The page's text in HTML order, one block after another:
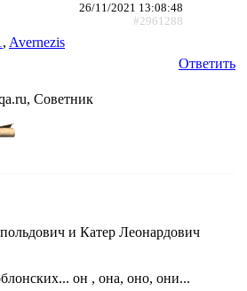
26/11/2021 13:08:48
#2961288
, Avernezis
Ответить
Советник
и Катер Леонардович
он , она, оно, они...